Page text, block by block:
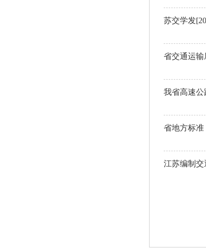
苏交学发
省交通运
我省高速公
省地方标
江苏编制